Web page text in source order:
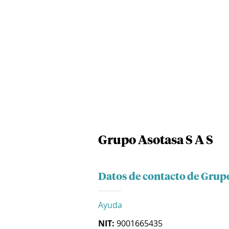
Grupo Asotasa S A S
Datos de contacto de
Ayuda
NIT: 9001665435